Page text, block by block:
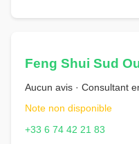
Feng Shui Sud
Aucun avis · Consultant
Note non disponible
+33 6 74 42 21 83